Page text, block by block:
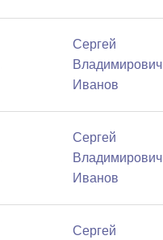
Сергей
Владимирович
Иванов
Сергей
Владимирович
Иванов
Сергей